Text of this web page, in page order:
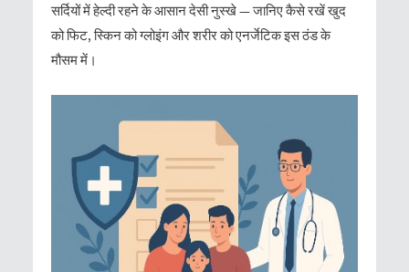
सर्दियों में हेल्दी रहने के आसान देसी नुस्खे — जानिए कैसे रखें खुद
को फिट, स्किन को ग्लोइंग और शरीर को एनर्जेटिक इस ठंड के
मौसम में।